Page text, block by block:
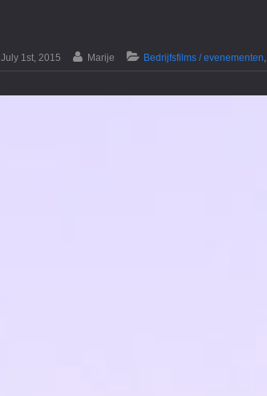
July 1st, 2015 Marije Bedrijfsfilms / evenementen,